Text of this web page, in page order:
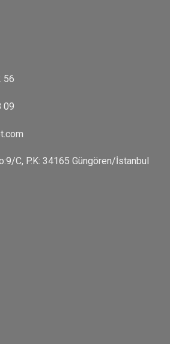
56
09
C, P.K: 34165 Güngören/İstanbul